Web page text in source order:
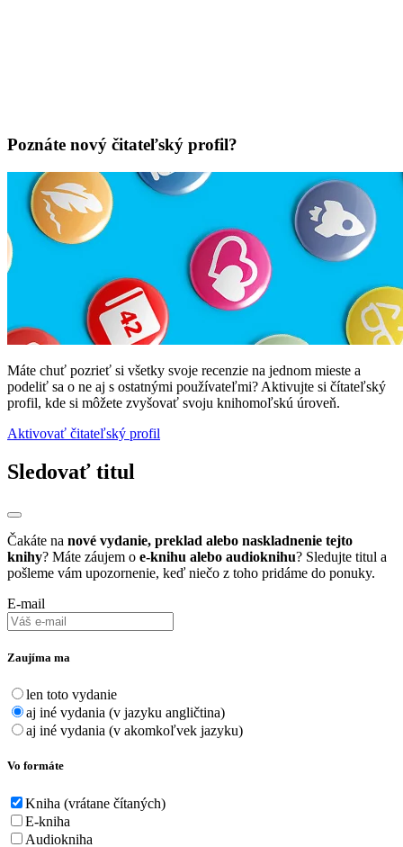
Poznáte nový čitateľský profil?
Máte chuť pozrieť si všetky svoje recenzie na jednom mieste a
podeliť sa o ne aj s ostatnými používateľmi? Aktivujte si čítateľský
profil, kde si môžete zvyšovať svoju knihomoľskú úroveň.
Aktivovať čitateľský profil
Sledovať titul
Čakáte na nové vydanie, preklad alebo naskladnenie tejto
knihy? Máte záujem o e-knihu alebo audioknihu? Sledujte titul a
pošleme vám upozornenie, keď niečo z toho pridáme do ponuky.
E-mail
Zaujíma ma
len toto vydanie
aj iné vydania (v jazyku angličtina)
aj iné vydania (v akomkoľvek jazyku)
Vo formáte
Kniha (vrátane čítaných)
E-kniha
Audiokniha